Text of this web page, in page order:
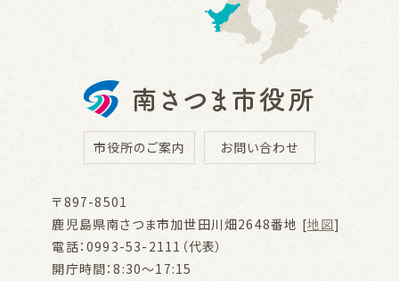
市役所のご案内 お問い合わせ
〒897-8501
鹿児島県南さつま市加世田川畑2648番地 [地図]
電話：0993-53-2111（代表）
開庁時間：8:30～17:15